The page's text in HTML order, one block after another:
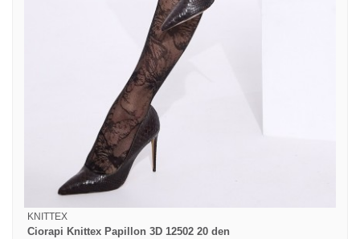
KNITTEX
Ciorapi Knittex Papillon 3D 12502 20 den